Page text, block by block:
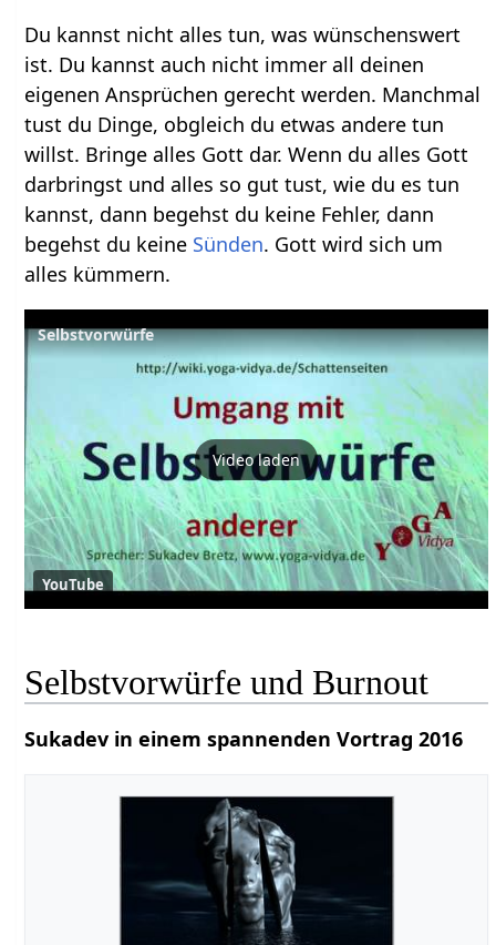
Du kannst nicht alles tun, was wünschenswert
ist. Du kannst auch nicht immer all deinen
eigenen Ansprüchen gerecht werden. Manchmal
tust du Dinge, obgleich du etwas andere tun
willst. Bringe alles Gott dar. Wenn du alles Gott
darbringst und alles so gut tust, wie du es tun
kannst, dann begehst du keine Fehler, dann
begehst du keine Sünden. Gott wird sich um
alles kümmern.
Selbstvorwürfe
Video laden
YouTube
Selbstvorwürfe und Burnout
Sukadev in einem spannenden Vortrag 2016